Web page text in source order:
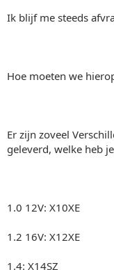
Ik blijf me steeds
Hoe moeten we
Er zijn zoveel
geleverd, welke heb
1.0 12V: X10XE
1.2 16V: X12XE
1.4: X14SZ